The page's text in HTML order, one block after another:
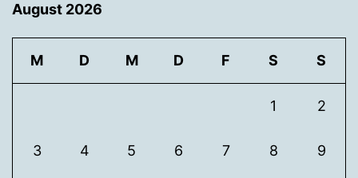
August 2026
M D M D F S S
1 2
3 4 5 6 7 8 9